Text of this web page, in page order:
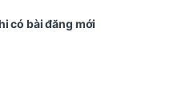
có bài đăng mới